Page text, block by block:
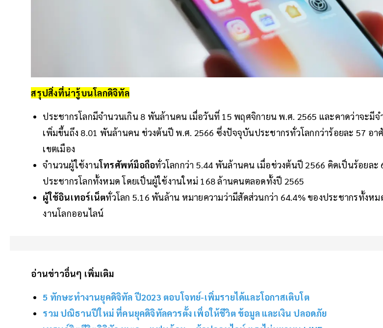
สรุปสิ่งที่น่ารู้บนโลกดิจิทัล
ประชากรโลกมีจำนวนเกิน 8 พันล้านคน เมื่อวันที่ 15 พฤศจิกายน พ.ศ. 2565 และคาดว่าจะมีจ
เพิ่มขึ้นถึง 8.01 พันล้านคน ช่วงต้นปี พ.ศ. 2566 ซึ่งปัจจุบันประชากรทั่วโลกกว่าร้อยละ 57 อา
เขตเมือง
จำนวนผู้ใช้งานโทรศัพท์มือถือทั่วโลกกว่า 5.44 พันล้านคน เมื่อช่วงต้นปี 2566 คิดเป็นร้อยละ
ประชากรโลกทั้งหมด โดยเป็นผู้ใช้งานใหม่ 168 ล้านคนตลอดทั้งปี 2565
ผู้ใช้อินเทอร์เน็ตทั่วโลก 5.16 พันล้าน หมายความว่ามีสัดส่วนกว่า 64.4% ของประชากรทั้งห
งานโลกออนไลน์
อ่านข่าวอื่นๆ เพิ่มเติม
5 ทักษะทำงานยุคดิจิทัล ปี2023 ตอบโจทย์-เพิ่มรายได้และโอกาสเติบโต
รวม ปณิธานปีใหม่ ที่คนยุคดิจิทัลควรตั้ง เพื่อให้ชีวิต ข้อมูล และเงิน ปลอดภัย